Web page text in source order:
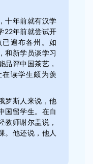
十年前就有汉学
22年前就尝试开
遍布各州。如
和新学员谈学习
品评中国茶艺，
读学生颇为羡
罗斯人来说，他
国留学生。在白
教师谢尔盖说，
。他还说，他人